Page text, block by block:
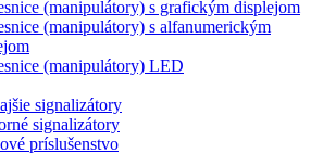
(manipulátory) s grafickým displejom
(manipulátory) s alfanumerickým
(manipulátory) LED
signalizátory
signalizátory
príslušenstvo